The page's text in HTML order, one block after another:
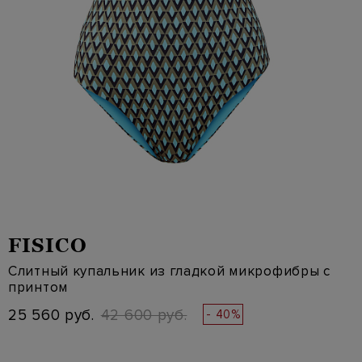
FISICO
Слитный купальник из гладкой микрофибры с
принтом
25 560 руб. 42 600 руб. - 40%